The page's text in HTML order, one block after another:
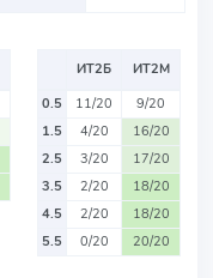
ИТ2Б
ИТ2М
0.5
11/20
9/20
1.5
4/20
16/20
2.5
3/20
17/20
3.5
2/20
18/20
4.5
2/20
18/20
5.5
0/20 20/20